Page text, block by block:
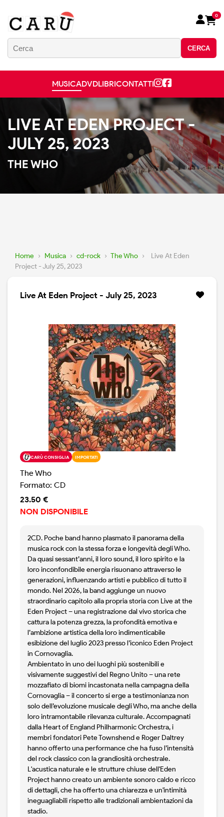
CERCA
0
MUSICADVDLIBRICONTATTI
LIVE AT EDEN PROJECT -
JULY 25, 2023
THE WHO
Home › Musica › cd-rock › The Who ›
Live At Eden
Project - July 25, 2023
Live At Eden Project - July 25, 2023
CARÙ CONSIGLIA IMPORTATI
The Who
Formato: CD
23.50 €
NON DISPONIBILE
2CD. Poche band hanno plasmato il panorama della
musica rock con la stessa forza e longevità degli Who.
Da quasi sessant’anni, il loro sound, il loro spirito e la
loro inconfondibile energia risuonano attraverso le
generazioni, influenzando artisti e pubblico di tutto il
mondo. Nel 2026, la band aggiunge un nuovo
straordinario capitolo alla propria storia con Live at the
Eden Project – una registrazione dal vivo storica che
cattura la potenza grezza, la profondità emotiva e
l’ambizione artistica della loro indimenticabile
esibizione del luglio 2023 presso l’iconico Eden Project
in Cornovaglia.
Ambientato in uno dei luoghi più sostenibili e
visivamente suggestivi del Regno Unito – una rete
mozzafiato di biomi incastonata nella campagna della
Cornovaglia – il concerto si erge a testimonianza non
solo dell’evoluzione musicale degli Who, ma anche della
loro intramontabile rilevanza culturale. Accompagnati
dalla Heart of England Philharmonic Orchestra, i
membri fondatori Pete Townshend e Roger Daltrey
hanno offerto una performance che ha fuso l’intensità
del rock classico con la grandiosità orchestrale.
L'acustica naturale e le strutture chiuse dell'Eden
Project hanno creato un ambiente sonoro caldo e ricco
di dettagli, che ha offerto una chiarezza e un'intimità
ineguagliabili rispetto alle tradizionali ambientazioni da
stadio.